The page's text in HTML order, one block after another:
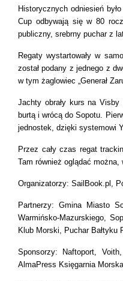
Historycznych odniesień
Cup odbywają się w 80
publiczny, srebrny puchar z
Regaty wystartowały w
został podany z jednego z
w tym żaglowiec „Generał
Jachty obrały kurs na
burtą i wrócą do Sopotu.
jednostek, dzięki systemowi
Przez cały czas regat
Tam również oglądać
Organizatorzy: SailBook.pl,
Partnerzy: Gmina Miasto
Warmińsko-Mazurskiego,
Klub Morski, Puchar Bałtyku
Sponsorzy: Naftoport,
AlmaPress Księgarnia Morska